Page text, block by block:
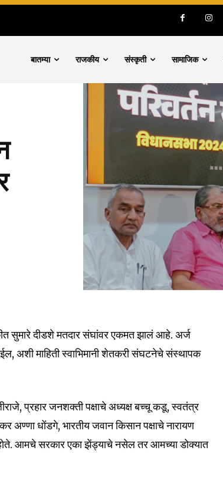
our website or click
your privacy and
बातम्या राजकीय संस्कृती सामाजिक
सुमारे दीडशे मतदार संघांवर एकमत झालं आहे. अर्ज
अशी माहिती स्वाभिमानी शेतकरी संघटनेचे संस्थापक
प्रहार जनशक्ती पक्षाचे अध्यक्ष बच्चू कडू, स्वतंत्र
अण्णा धोंडगे, भारतीय जवान किसान पक्षाचे नारायण
आमचे सरकार एका झेंड्याचे नसेल तर आमच्या डोक्यात